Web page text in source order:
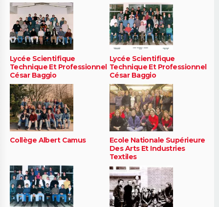
Lycée Scientifique
Technique Et Professionnel
César Baggio
Lycée Scientifique
Technique Et Professionnel
César Baggio
Collège Albert Camus
Ecole Nationale Supérieure
Des Arts Et Industries
Textiles